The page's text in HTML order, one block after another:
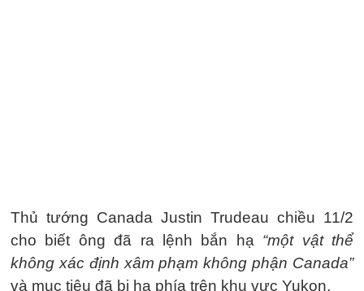
Thủ tướng Canada Justin Trudeau chiều 11/2
cho biết ông đã ra lệnh bắn hạ “một vật thể
không xác định xâm phạm không phận Canada”
và mục tiêu đã bị hạ phía trên khu vực Yukon.